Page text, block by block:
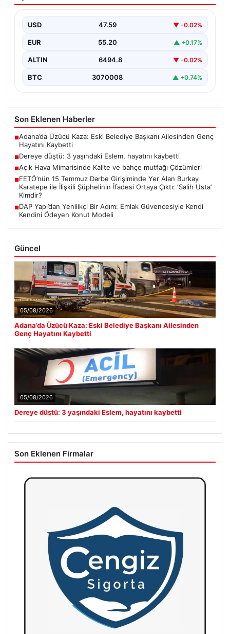
USD 47.59 ▼ -0.02%
EUR 55.20 ▲ +0.17%
ALTIN 6494.8 ▼ -0.02%
BTC 3070008 ▲ +0.74%
Son Eklenen Haberler
■Adana’da Üzücü Kaza: Eski Belediye Başkanı Ailesinden Genç
Hayatını Kaybetti
■Dereye düştü: 3 yaşındaki Eslem, hayatını kaybetti
■Açık Hava Mimarisinde Kalite ve bahçe mutfağı Çözümleri
■FETÖ’nün 15 Temmuz Darbe Girişiminde Yer Alan Burkay
Karatepe ile İlişkili Şüphelinin İfadesi Ortaya Çıktı: ‘Salih Usta’
Kimdir?
■DAP Yapı’dan Yenilikçi Bir Adım: Emlak Güvencesiyle Kendi
Kendini Ödeyen Konut Modeli
Güncel
05/08/2026
Adana’da Üzücü Kaza: Eski Belediye Başkanı Ailesinden
Genç Hayatını Kaybetti
05/08/2026
Dereye düştü: 3 yaşındaki Eslem, hayatını kaybetti
Son Eklenen Firmalar